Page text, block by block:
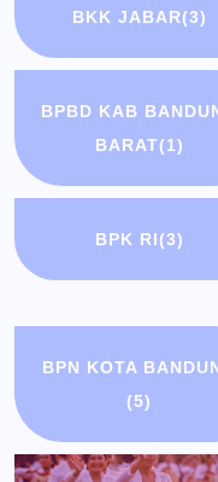
BKK JABAR(3)
BPBD KAB
BARAT(1)
BPK RI(3)
BPN KOTA
(5)